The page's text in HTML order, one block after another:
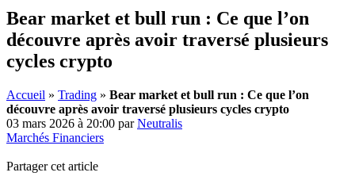
Bear market et bull run : Ce que l’on
découvre après avoir traversé plusieurs
cycles crypto
Accueil » Trading » Bear market et bull run : Ce que l’on
découvre après avoir traversé plusieurs cycles crypto
03 mars 2026 à 20:00 parNeutralis
Marchés Financiers
Partager cet article